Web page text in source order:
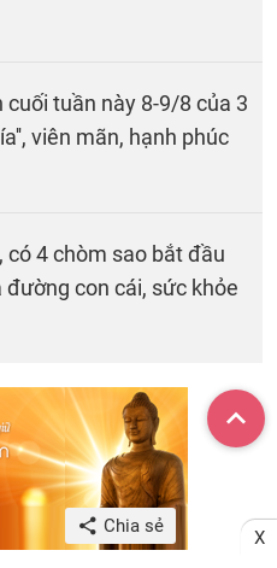
tuần này 8-9/8 của 3
viên mãn, hạnh phúc
có 4 chòm sao bắt đầu
đường con cái, sức khỏe
Chia sẻ
X